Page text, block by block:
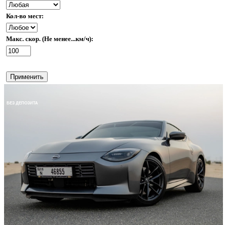
Кол-во мест:
Макс. скор. (Не менее...км/ч):
Применить
БЕЗ ДЕПОЗИТА